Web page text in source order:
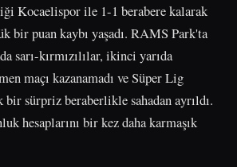
Kocaelispor ile 1-1 berabere kalarak
bir puan kaybı yaşadı. RAMS Park'ta
sarı-kırmızılılar, ikinci yarıda
maçı kazanamadı ve Süper Lig
sürpriz beraberlikle sahadan ayrıldı.
hesaplarını bir kez daha karmaşık